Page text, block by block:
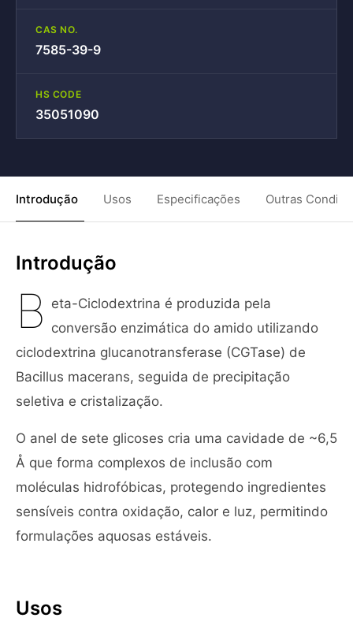
CAS NO.
7585-39-9
HS CODE
35051090
Introdução Usos Especificações Outras
Introdução
B eta-Ciclodextrina é produzida pela
conversão enzimática do amido utilizando
ciclodextrina glucanotransferase (CGTase) de
Bacillus macerans, seguida de precipitação
seletiva e cristalização.
O anel de sete glicoses cria uma cavidade de ~6,5
Å que forma complexos de inclusão com
moléculas hidrofóbicas, protegendo ingredientes
sensíveis contra oxidação, calor e luz, permitindo
formulações aquosas estáveis.
Usos